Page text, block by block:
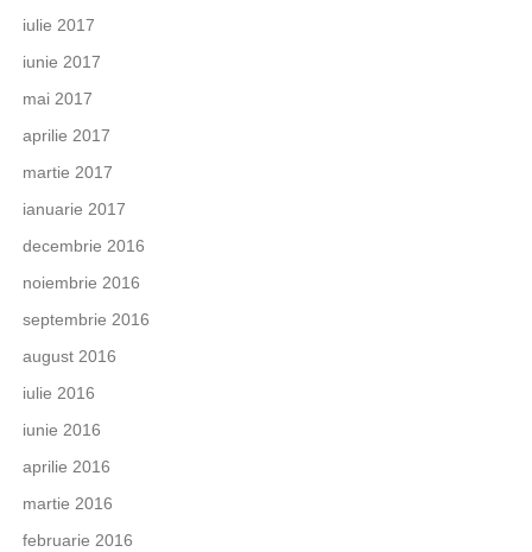
iulie 2017
iunie 2017
mai 2017
aprilie 2017
martie 2017
ianuarie 2017
decembrie 2016
noiembrie 2016
septembrie 2016
august 2016
iulie 2016
iunie 2016
aprilie 2016
martie 2016
februarie 2016